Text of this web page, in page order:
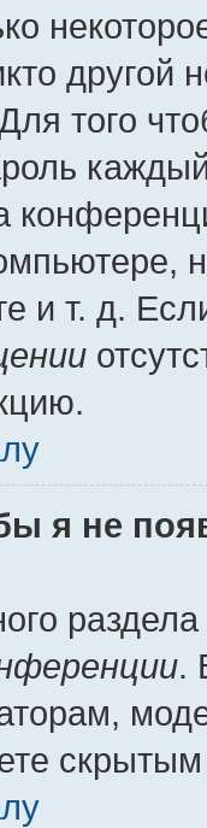
другой
того
и т. д.
я не
.